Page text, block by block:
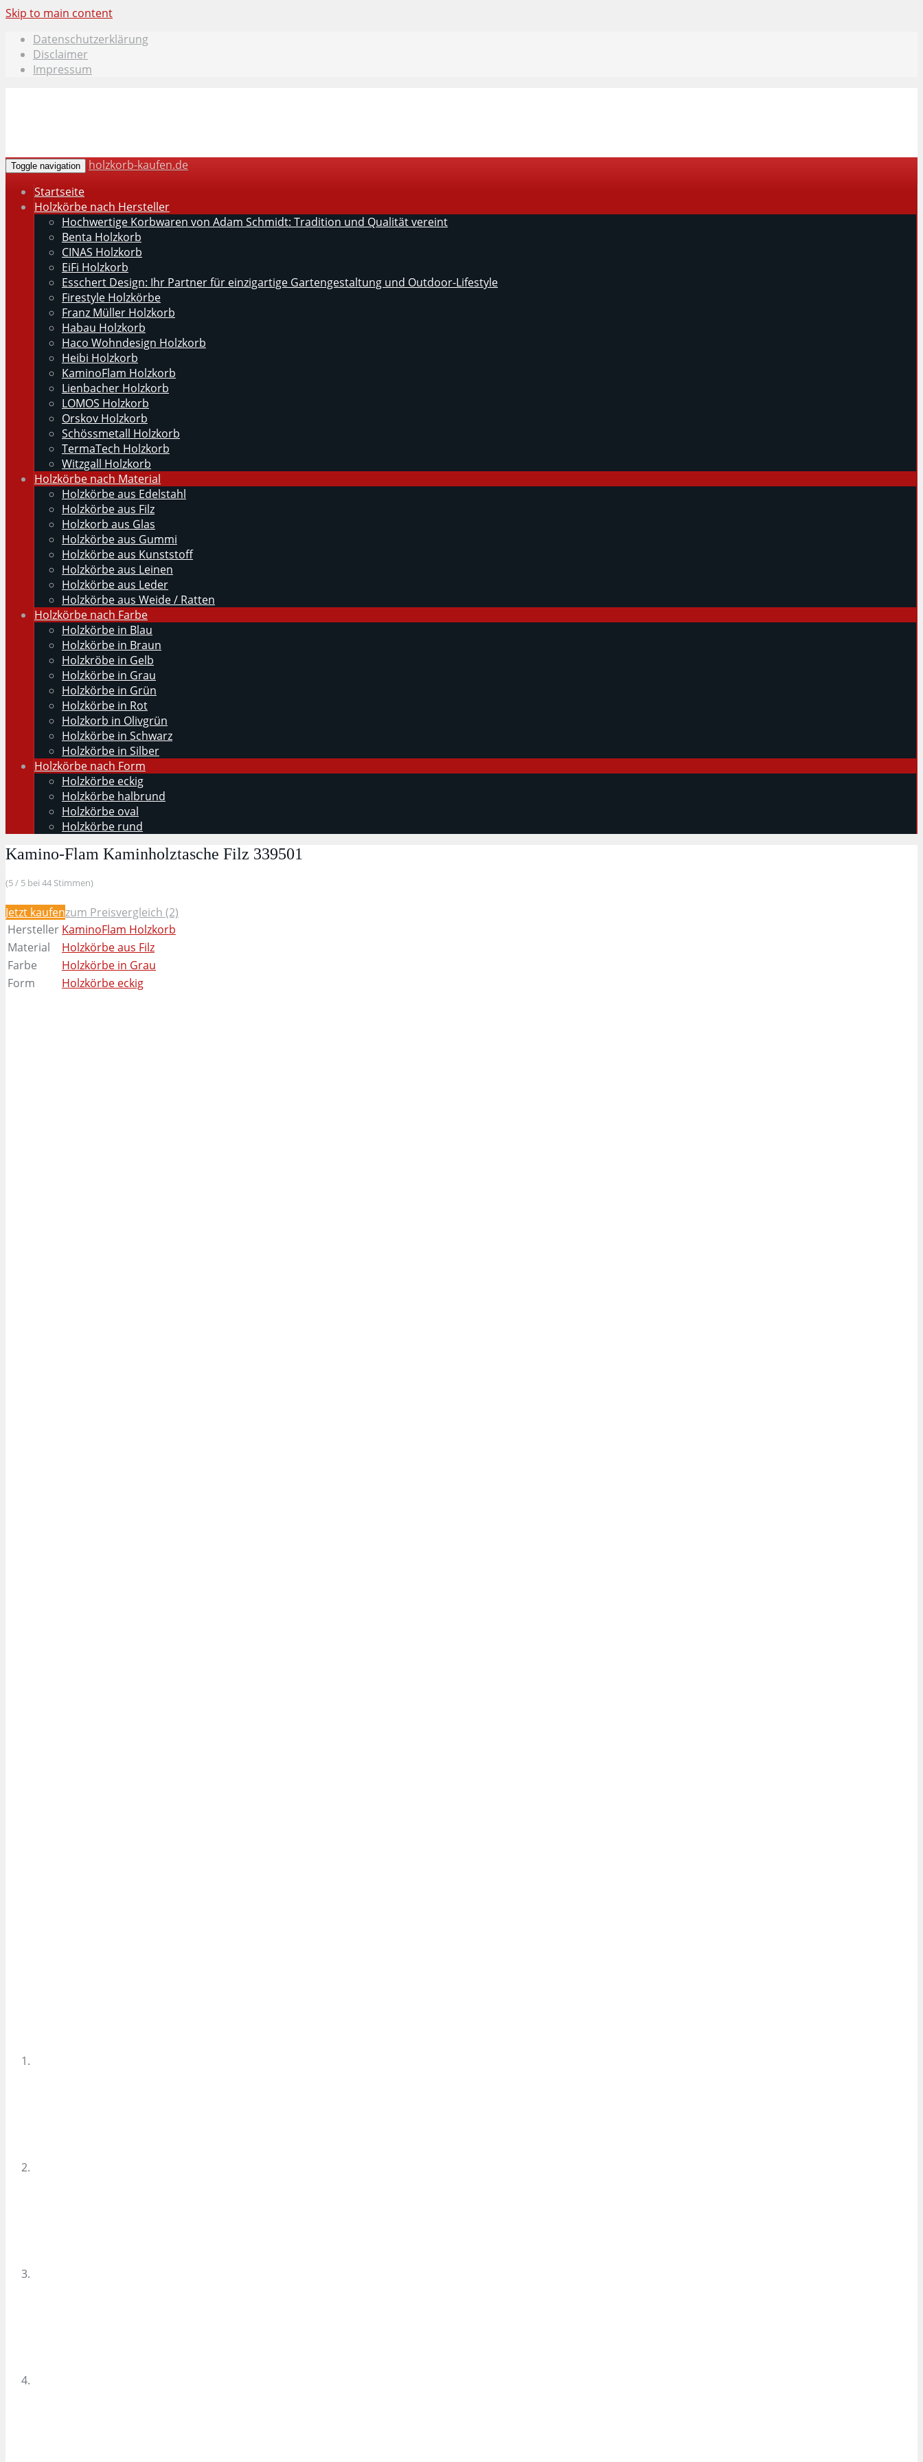
Skip to main content
Datenschutzerklärung
Disclaimer
Impressum
Toggle navigation
holzkorb-kaufen.de
Startseite
Holzkörbe nach Hersteller
Hochwertige Korbwaren von Adam Schmidt: Tradition und Qualität vereint
Benta Holzkorb
CINAS Holzkorb
EiFi Holzkorb
Esschert Design: Ihr Partner für einzigartige Gartengestaltung und Outdoor-Lifestyle
Firestyle Holzkörbe
Franz Müller Holzkorb
Habau Holzkorb
Haco Wohndesign Holzkorb
Heibi Holzkorb
KaminoFlam Holzkorb
Lienbacher Holzkorb
LOMOS Holzkorb
Orskov Holzkorb
Schössmetall Holzkorb
TermaTech Holzkorb
Witzgall Holzkorb
Holzkörbe nach Material
Holzkörbe aus Edelstahl
Holzkörbe aus Filz
Holzkorb aus Glas
Holzkörbe aus Gummi
Holzkörbe aus Kunststoff
Holzkörbe aus Leinen
Holzkörbe aus Leder
Holzkörbe aus Weide / Ratten
Holzkörbe nach Farbe
Holzkörbe in Blau
Holzkörbe in Braun
Holzkröbe in Gelb
Holzkörbe in Grau
Holzkörbe in Grün
Holzkörbe in Rot
Holzkorb in Olivgrün
Holzkörbe in Schwarz
Holzkörbe in Silber
Holzkörbe nach Form
Holzkörbe eckig
Holzkörbe halbrund
Holzkörbe oval
Holzkörbe rund
Kamino-Flam Kaminholztasche Filz 339501
(5 / 5 bei 44 Stimmen)
Jetzt kaufenzum Preisvergleich (2)
Hersteller KaminoFlam Holzkorb
Material
Holzkörbe aus Filz
Farbe
Holzkörbe in Grau
Form
Holzkörbe eckig